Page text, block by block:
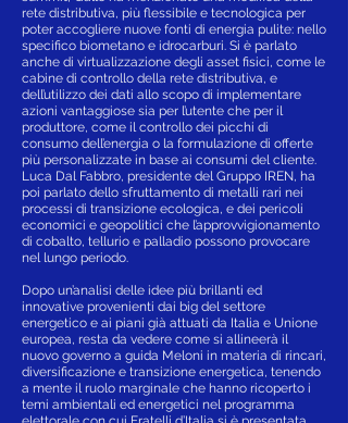
rete distributiva, più flessibile e tecnologica per
poter accogliere nuove fonti di energia pulite: nello
specifico biometano e idrocarburi. Si è parlato
anche di virtualizzazione degli asset fisici, come le
cabine di controllo della rete distributiva, e
dell’utilizzo dei dati allo scopo di implementare
azioni vantaggiose sia per l’utente che per il
produttore, come il controllo dei picchi di
consumo dell’energia o la formulazione di offerte
più personalizzate in base ai consumi del cliente.
Luca Dal Fabbro, presidente del Gruppo IREN, ha
poi parlato dello sfruttamento di metalli rari nei
processi di transizione ecologica, e dei pericoli
economici e geopolitici che l’approvvigionamento
di cobalto, tellurio e palladio possono provocare
nel lungo periodo.
Dopo un’analisi delle idee più brillanti ed
innovative provenienti dai big del settore
energetico e ai piani già attuati da Italia e Unione
europea, resta da vedere come si allineerà il
nuovo governo a guida Meloni in materia di rincari,
diversificazione e transizione energetica, tenendo
a mente il ruolo marginale che hanno ricoperto i
temi ambientali ed energetici nel programma